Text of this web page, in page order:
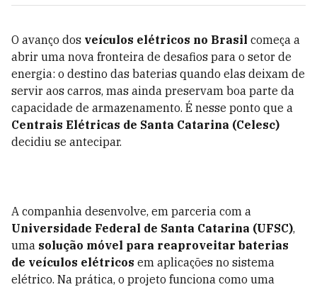
O avanço dos veículos elétricos no Brasil começa a
abrir uma nova fronteira de desafios para o setor de
energia: o destino das baterias quando elas deixam de
servir aos carros, mas ainda preservam boa parte da
capacidade de armazenamento. É nesse ponto que a
Centrais Elétricas de Santa Catarina (Celesc)
decidiu se antecipar.
A companhia desenvolve, em parceria com a
Universidade Federal de Santa Catarina (UFSC),
uma solução móvel para reaproveitar baterias
de veículos elétricos em aplicações no sistema
elétrico. Na prática, o projeto funciona como uma